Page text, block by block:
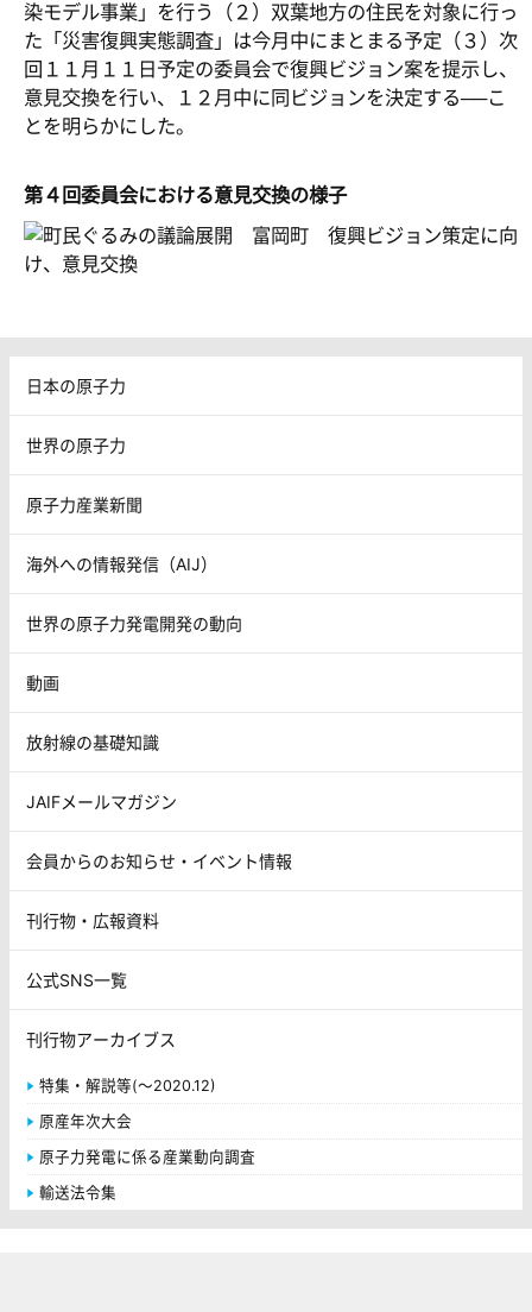
染モデル事業」を行う（２）双葉地方の住民を対象に行っ
た「災害復興実態調査」は今月中にまとまる予定（３）次
回１１月１１日予定の委員会で復興ビジョン案を提示し、
意見交換を行い、１２月中に同ビジョンを決定する──こ
とを明らかにした。
第４回委員会における意見交換の様子
日本の原子力
世界の原子力
原子力産業新聞
海外への情報発信（AIJ）
世界の原子力発電開発の動向
動画
放射線の基礎知識
JAIFメールマガジン
会員からのお知らせ・イベント情報
刊行物・広報資料
公式SNS一覧
刊行物アーカイブス
特集・解説等(～2020.12)
原産年次大会
原子力発電に係る産業動向調査
輸送法令集